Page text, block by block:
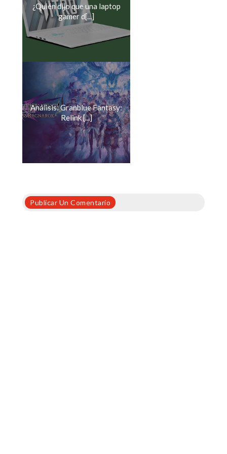
¿Quién dijo que una laptop
gamer d[...]
Análisis: Granblue Fantasy:
Relink [...]
Publicar Un Comentario